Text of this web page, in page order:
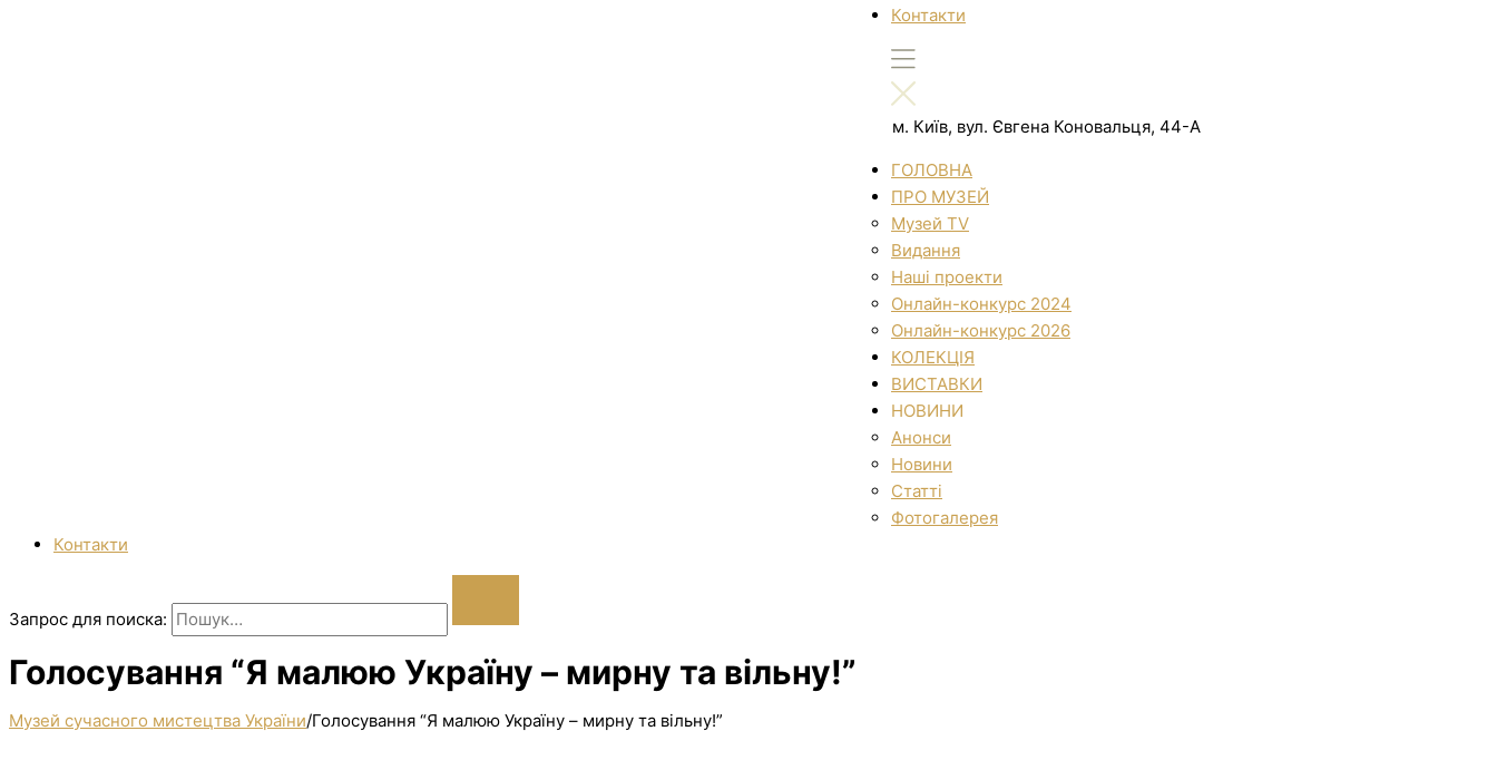
Контакти
м. Київ, вул. Євгена Коновальця, 44-А
ГОЛОВНА
ПРО МУЗЕЙ
Музей TV
Видання
Наші проекти
Онлайн-конкурс 2024
Онлайн-конкурс 2026
КОЛЕКЦІЯ
ВИСТАВКИ
НОВИНИ
Анонси
Новини
Статті
Фотогалерея
Контакти
Запрос для поиска:
Голосування “Я малюю Україну – мирну та вільну!”
Музей сучасного мистецтва України/Голосування “Я малюю Україну – мирну та вільну!”